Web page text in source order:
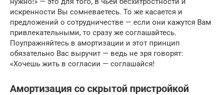
искренности Вы сомневаетесь. То же касается и
предложений о сотрудничестве — если они кажутся Вам
привлекательными, то сразу же соглашайтесь.
Поупражняйтесь в амортизации и этот принцип
обязательно Вас выручит — ведь не зря говорят:
«Хочешь жить в согласии — соглашайся!
Амортизация со скрытой пристройкой